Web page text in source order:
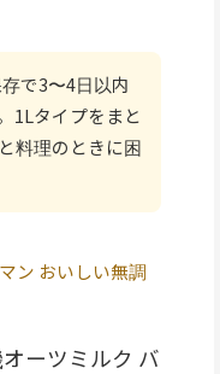
で3〜4日以内
1Lタイプをまと
料理のときに困
ン おいしい無調
ーツミルク バ